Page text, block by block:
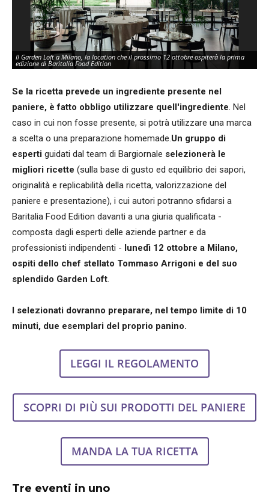
Il Garden Loft a Milano, la location che il prossimo 12 ottobre ospiterà la prima
edizione di Baritalia Food Edition
Se la ricetta prevede un ingrediente presente nel
paniere, è fatto obbligo utilizzare quell'ingrediente. Nel
caso in cui non fosse presente, si potrà utilizzare una marca
a scelta o una preparazione homemade.Un gruppo di
esperti guidati dal team di Bargiornale selezionerà le
migliori ricette (sulla base di gusto ed equilibrio dei sapori,
originalità e replicabilità della ricetta, valorizzazione del
paniere e presentazione), i cui autori potranno sfidarsi a
Baritalia Food Edition davanti a una giuria qualificata -
composta dagli esperti delle aziende partner e da
professionisti indipendenti - lunedì 12 ottobre a Milano,
ospiti dello chef stellato Tommaso Arrigoni e del suo
splendido Garden Loft.
I selezionati dovranno preparare, nel tempo limite di 10
minuti, due esemplari del proprio panino.
LEGGI IL REGOLAMENTO
SCOPRI DI PIÙ SUI PRODOTTI DEL PANIERE
MANDA LA TUA RICETTA
Tre eventi in uno